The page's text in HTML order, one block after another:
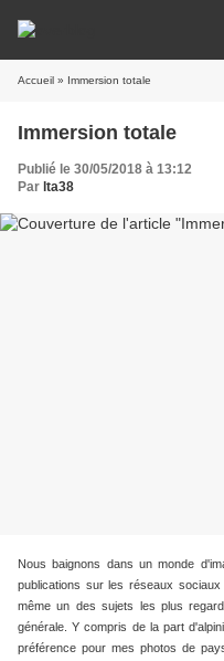
Accueil » Immersion totale
Immersion totale
Publié le 30/05/2018 à 13:12
Par lta38
Nous baignons dans un monde
publications sur les réseaux
même un des sujets les plus
générale. Y compris de la part
préférence pour mes photos de